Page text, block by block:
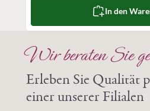
In den
Wir beraten Sie
Erleben Sie Qualität
einer unserer Filialen